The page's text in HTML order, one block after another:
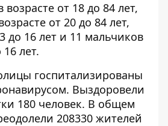
от 18 до 84 лет,
от 20 до 84 лет,
до 16 лет и 11 мальчиков
лет.
госпитализированы
Выздоровели
180 человек. В общем
208330 жителей